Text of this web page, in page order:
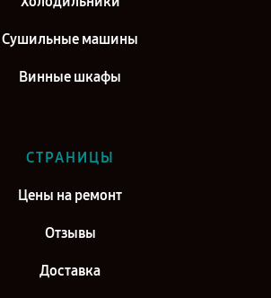
Сушильные машины
Винные шкафы
СТРАНИЦЫ
Цены на ремонт
Отзывы
Доставка